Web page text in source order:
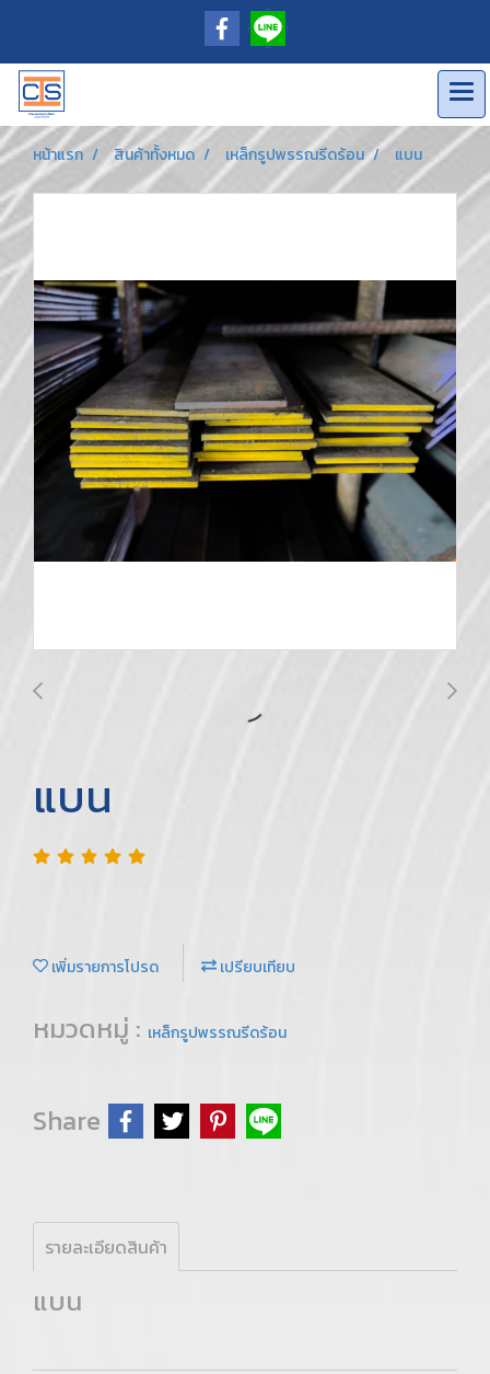
หน้าแรก สินค้าทั้งหมด เหล็กรูปพรรณรีดร้อน แบน
แบน
เพิ่มรายการโปรด เปรียบเทียบ
หมวดหมู่ : เหล็กรูปพรรณรีดร้อน
Share
รายละเอียดสินค้า
แบน